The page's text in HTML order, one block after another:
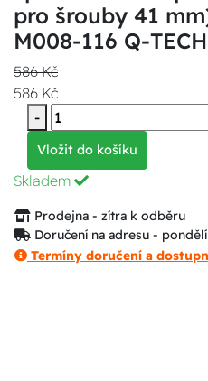
pro šrouby 41
M008-116 Q-TECH
586 Kč
586 Kč
-
Vložit do košíku
Skladem
Prodejna - zítra k odběru
Doručení na adresu -
Termíny doručení a